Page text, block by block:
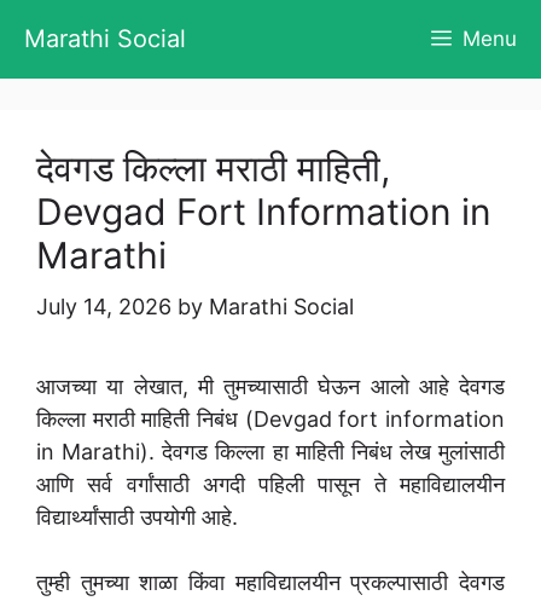
content
Marathi Social Menu
देवगड किल्ला मराठी माहिती,
Devgad Fort Information in
Marathi
July 14, 2026 by Marathi Social
आजच्या या लेखात, मी तुमच्यासाठी घेऊन आलो आहे देवगड
किल्ला मराठी माहिती निबंध (Devgad fort information
in Marathi). देवगड किल्ला हा माहिती निबंध लेख मुलांसाठी
आणि सर्व वर्गांसाठी अगदी पहिली पासून ते महाविद्यालयीन
विद्यार्थ्यांसाठी उपयोगी आहे.
तुम्ही तुमच्या शाळा किंवा महाविद्यालयीन प्रकल्पासाठी देवगड